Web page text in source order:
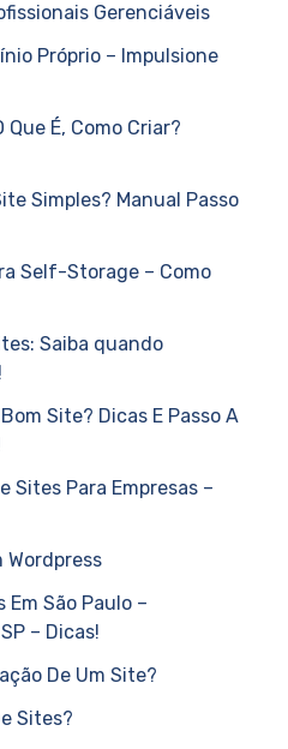
Gerenciáveis
Próprio – Impulsione
É, Como Criar?
Simples? Manual Passo
Self-Storage – Como
Saiba quando
Site? Dicas E Passo A
Sites Para Empresas –
Wordpress
São Paulo –
– Dicas!
De Um Site?
Sites?